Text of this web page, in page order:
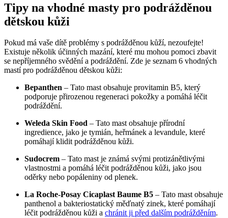
Tipy na vhodné masty pro podrážděnou
dětskou kůži
Pokud má vaše dítě problémy s podrážděnou kůží, nezoufejte!
Existuje několik účinných mazání, které mu mohou pomoci zbavit
se nepříjemného svědění a podráždění. Zde je seznam 6 vhodných
mastí pro podrážděnou dětskou kůži:
Bepanthen – Tato mast obsahuje provitamin B5, který
podporuje přirozenou regeneraci pokožky a pomáhá léčit
podráždění.
Weleda Skin Food – Tato mast obsahuje přírodní
ingredience, jako je tymián, heřmánek a levandule, které
pomáhají klidit podrážděnou kůži.
Sudocrem – Tato mast je známá svými protizánětlivými
vlastnostmi a pomáhá léčit podrážděnou kůži, jako jsou
oděrky nebo popáleniny od plenek.
La Roche-Posay Cicaplast Baume B5 – Tato mast obsahuje
panthenol a bakteriostatický měďnatý zinek, které pomáhají
léčit podrážděnou kůži a chránit ji před dalším podrážděním.